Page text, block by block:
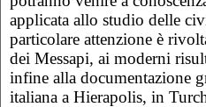
applicata allo studio delle
particolare attenzione è
dei Messapi, ai moderni
infine alla documentazione
italiana a Hierapolis, in